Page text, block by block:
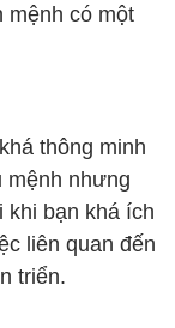
mệnh có một
thông minh
mệnh nhưng
bạn khá ích
liên quan đến
triển.